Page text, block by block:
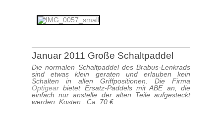
Januar 2011 Große Schaltpaddel
Die normalen Schaltpaddel des Brabus-Lenkrads
sind etwas klein geraten und erlauben kein
Schalten in allen Griffpositionen. Die Firma
Optigear bietet Ersatz-Paddels mit ABE an, die
einfach nur anstelle der alten Teile aufgesteckt
werden. Kosten : Ca. 70 €.